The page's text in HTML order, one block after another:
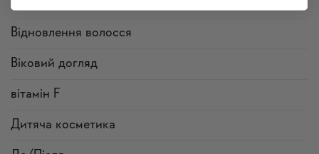
Відновлення волосся
Віковий догляд
вітамін F
Дитяча косметика